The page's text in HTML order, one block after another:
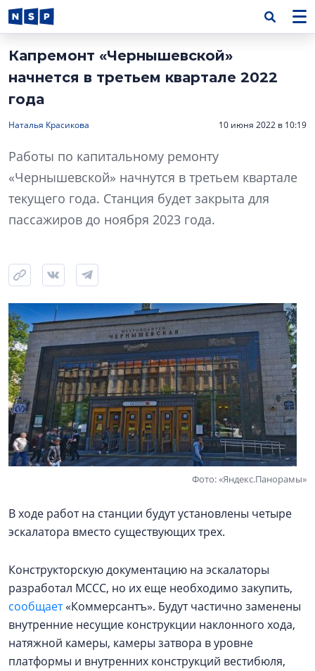
Капремонт «Чернышевской»
начнется в третьем квартале 2022
года
Наталья Красикова 10 июня 2022 в 10:19
Работы по капитальному ремонту
«Чернышевской» начнутся в третьем квартале
текущего года. Станция будет закрыта для
пассажиров до ноября 2023 года.
Фото: «Яндекс.Панорамы»
В ходе работ на станции будут установлены четыре
эскалатора вместо существующих трех.
Конструкторскую документацию на эскалаторы
разработал МССС, но их еще необходимо закупить,
сообщает«Коммерсантъ». Будут частично заменены
внутренние несущие конструкции наклонного хода,
натяжной камеры, камеры затвора в уровне
платформы и внутренних конструкций вестибюля,